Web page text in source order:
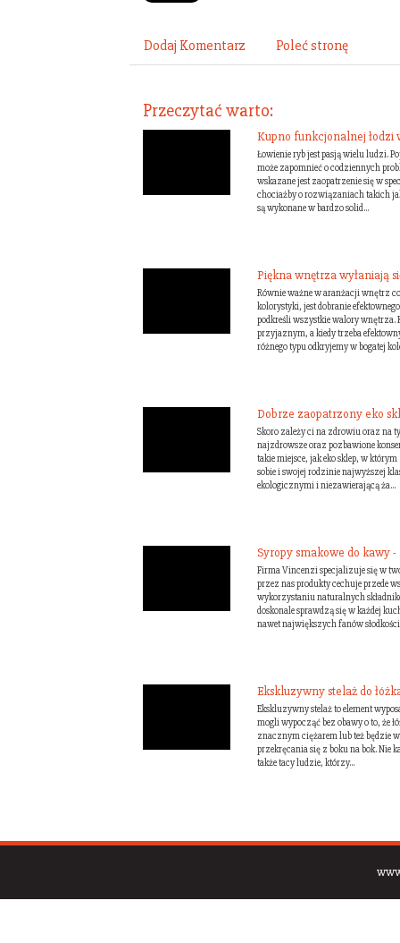
Dodaj Komentarz Poleć stronę
Przeczytać warto:
Kupno funkcjonalnej łodzi
Łowienie ryb jest pasją wielu ludzi.
może zapomnieć o codziennych
wskazane jest zaopatrzenie się w
chociażby o rozwiązaniach takich
są wykonane w bardzo solid...
Piękna wnętrza wyłaniają
Równie ważne w aranżacji wnętrz
kolorystyki, jest dobranie
podkreśli wszystkie walory wnętrza.
przyjaznym, a kiedy trzeba
różnego typu odkryjemy w bogatej
Dobrze zaopatrzony eko
Skoro zależy ci na zdrowiu oraz na
najzdrowsze oraz pozbawione
takie miejsce, jak eko sklep, w
sobie i swojej rodzinie najwyższej
ekologicznymi i niezawierającą ża...
Syropy smakowe do kawy
Firma Vincenzi specjalizuje się w
przez nas produkty cechuje przede
wykorzystaniu naturalnych
doskonale sprawdzą się w każdej
nawet największych fanów
Ekskluzywny stelaż do
Ekskluzywny stelaż to element
mogli wypocząć bez obawy o to, że
znacznym ciężarem lub też będzie
przekręcania się z boku na bok. Nie
także tacy ludzie, którzy...